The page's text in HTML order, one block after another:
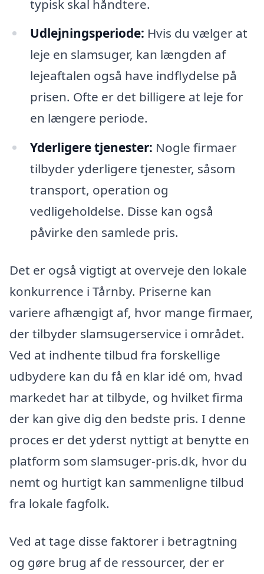
typisk skal håndtere.
Udlejningsperiode: Hvis du vælger at
leje en slamsuger, kan længden af
lejeaftalen også have indflydelse på
prisen. Ofte er det billigere at leje for
en længere periode.
Yderligere tjenester: Nogle firmaer
tilbyder yderligere tjenester, såsom
transport, operation og
vedligeholdelse. Disse kan også
påvirke den samlede pris.
Det er også vigtigt at overveje den lokale
konkurrence i Tårnby. Priserne kan
variere afhængigt af, hvor mange firmaer,
der tilbyder slamsugerservice i området.
Ved at indhente tilbud fra forskellige
udbydere kan du få en klar idé om, hvad
markedet har at tilbyde, og hvilket firma
der kan give dig den bedste pris. I denne
proces er det yderst nyttigt at benytte en
platform som slamsuger-pris.dk, hvor du
nemt og hurtigt kan sammenligne tilbud
fra lokale fagfolk.
Ved at tage disse faktorer i betragtning
og gøre brug af de ressourcer, der er